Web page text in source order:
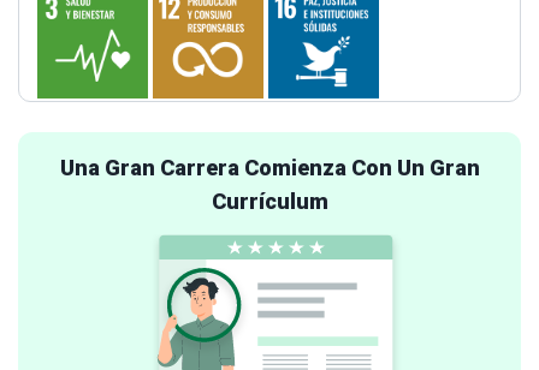
Una Gran Carrera Comienza Con Un Gran
Currículum